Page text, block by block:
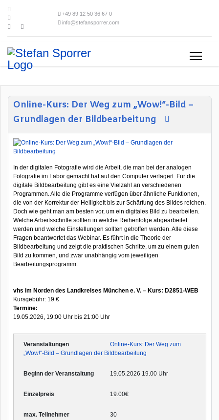
+49 89 12 50 36 67 0
info@stefansporrer.com
Online-Kurs: Der Weg zum „Wow!“-Bild –
Grundlagen der Bildbearbeitung
In der digitalen Fotografie wird die Arbeit, die man bei der analogen
Fotografie im Labor gemacht hat auf den Computer verlagert. Für die
digitale Bildbearbeitung gibt es eine Vielzahl an verschiedenen
Programmen. Alle die Programme verfügen über ähnliche Funktionen,
die von der Korrektur der Helligkeit bis zur Schärfung des Bildes reichen.
Doch wie geht man am besten vor, um ein digitales Bild zu bearbeiten.
Welche Arbeitsschritte sollten in welche Reihenfolge abgearbeitet
werden und welche Einstellungen sollten getroffen werden. Alle diese
Fragen beantwortet das Webinar. Es führt in die Theorie der
Bildbearbeitung und zeigt die praktischen Schritte, um zu einem guten
Bild zu kommen, und zwar unabhängig vom jeweiligen
Bearbeitungsprogramm.
vhs im Norden des Landkreises München e. V. – Kurs: D2851-WEB
Kursgebühr: 19 €
Termine:
19.05.2026, 19:00 Uhr bis 21:00 Uhr
Online-Kurs: Der Weg zum
„Wow!“-Bild – Grundlagen der Bildbearbeitung
19.05.2026 19.00 Uhr
19.00€
30